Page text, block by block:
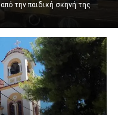
την παιδική σκηνή της